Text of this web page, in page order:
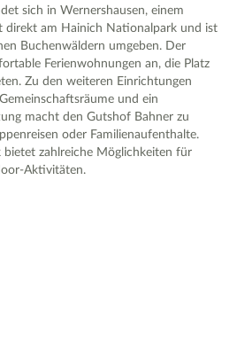
sich in Wernershausen, einem
direkt am Hainich Nationalpark und ist
Buchenwäldern umgeben. Der
Ferienwohnungen an, die Platz
Zu den weiteren Einrichtungen
und ein
macht den Gutshof Bahner zu
oder Familienaufenthalte.
bietet zahlreiche Möglichkeiten für
Aktivitäten.